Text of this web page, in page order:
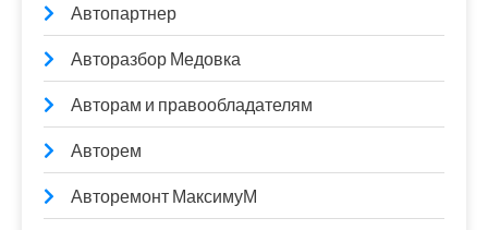
Автопартнер
Авторазбор Медовка
Авторам и правообладателям
Авторем
Авторемонт МаксимуМ